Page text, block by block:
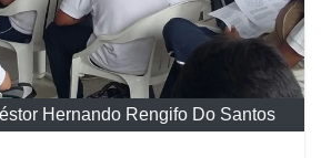
Hernando Rengifo Do Santos